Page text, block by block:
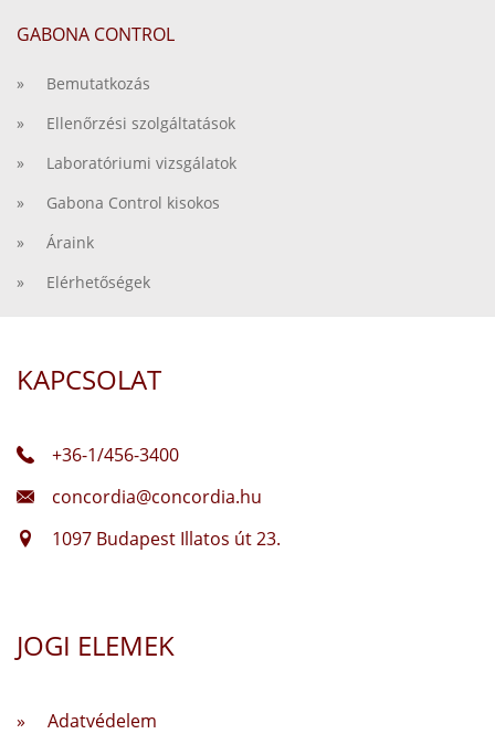
GABONA CONTROL
» Bemutatkozás
» Ellenőrzési szolgáltatások
» Laboratóriumi vizsgálatok
» Gabona Control kisokos
» Áraink
» Elérhetőségek
KAPCSOLAT
+36-1/456-3400
concordia@concordia.hu
1097 Budapest Illatos út 23.
JOGI ELEMEK
» Adatvédelem